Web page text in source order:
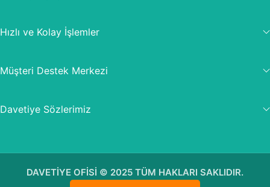
Hızlı ve Kolay İşlemler
Müşteri Destek Merkezi
Davetiye Sözlerimiz
DAVETİYE OFİSİ © 2025 TÜM HAKLARI SAKLIDIR.